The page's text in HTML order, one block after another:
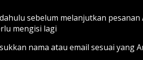
sebelum melanjutkan
mengisi lagi
nama atau email sesuai yang